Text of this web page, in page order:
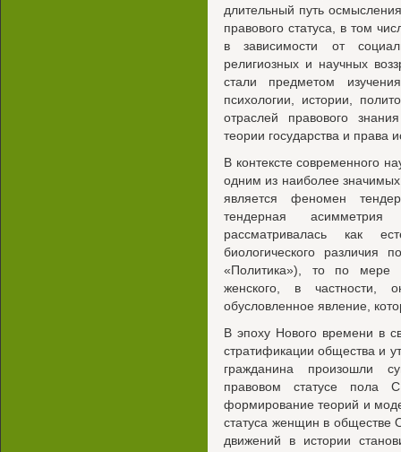
длительный путь
правового статуса, в том
в зависимости от
религиозных и научных
стали предметом
психологии, истории,
отраслей правового
теории государства и права
В контексте современного
одним из наиболее
является феномен
тендерная
рассматривалась как
биологического различия
«Политика»), то по мере
женского, в частности,
обусловленное явление,
В эпоху Нового времени в
стратификации общества и
гражданина произошли
правовом статусе пола
формирование теорий и
статуса женщин в
движений в истории